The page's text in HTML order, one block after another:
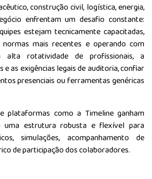
construção civil, logística, energia,
enfrentam um desafio constante:
estejam tecnicamente capacitadas,
mais recentes e operando com
alta rotatividade de profissionais, a
e as exigências legais de auditoria, confiar
presenciais ou ferramentas genéricas
plataformas como a Timeline ganham
uma estrutura robusta e flexível para
simulações, acompanhamento de
de participação dos colaboradores.